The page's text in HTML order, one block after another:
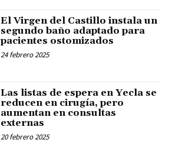
El Virgen del Castillo instala un
segundo baño adaptado para
pacientes ostomizados
24 febrero 2025
Las listas de espera en Yecla se
reducen en cirugía, pero
aumentan en consultas
externas
20 febrero 2025